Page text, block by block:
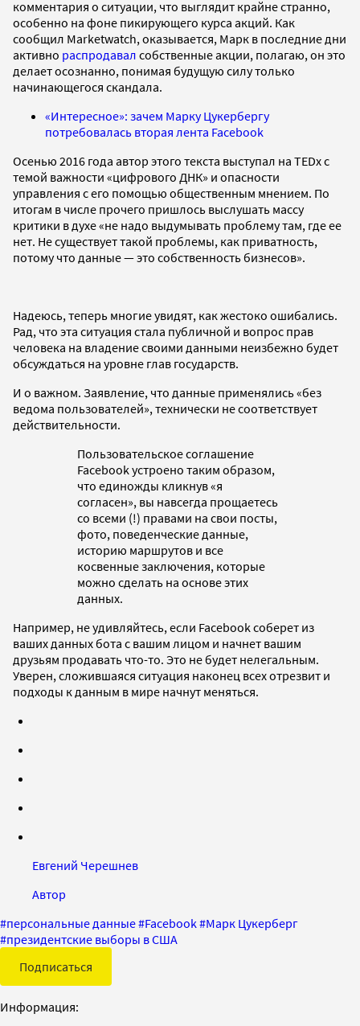
комментария о ситуации, что выглядит крайне странно,
особенно на фоне пикирующего курса акций. Как
сообщил Marketwatch, оказывается, Марк в последние дни
активно распродавал собственные акции, полагаю, он это
делает осознанно, понимая будущую силу только
начинающегося скандала.
«Интересное»: зачем Марку Цукербергу
потребовалась вторая лента Facebook
Осенью 2016 года автор этого текста выступал на TEDx с
темой важности «цифрового ДНК» и опасности
управления с его помощью общественным мнением. По
итогам в числе прочего пришлось выслушать массу
критики в духе «не надо выдумывать проблему там, где ее
нет. Не существует такой проблемы, как приватность,
потому что данные — это собственность бизнесов».
Надеюсь, теперь многие увидят, как жестоко ошибались.
Рад, что эта ситуация стала публичной и вопрос прав
человека на владение своими данными неизбежно будет
обсуждаться на уровне глав государств.
И о важном. Заявление, что данные применялись «без
ведома пользователей», технически не соответствует
действительности.
Пользовательское соглашение
Facebook устроено таким образом,
что единожды кликнув «я
согласен», вы навсегда прощаетесь
со всеми (!) правами на свои посты,
фото, поведенческие данные,
историю маршрутов и все
косвенные заключения, которые
можно сделать на основе этих
данных.
Например, не удивляйтесь, если Facebook соберет из
ваших данных бота с вашим лицом и начнет вашим
друзьям продавать что-то. Это не будет нелегальным.
Уверен, сложившаяся ситуация наконец всех отрезвит и
подходы к данным в мире начнут меняться.
Евгений Черешнев
Автор
#персональные данные#Facebook#Марк Цукерберг
#президентские выборы в США
Подписаться
Информация: